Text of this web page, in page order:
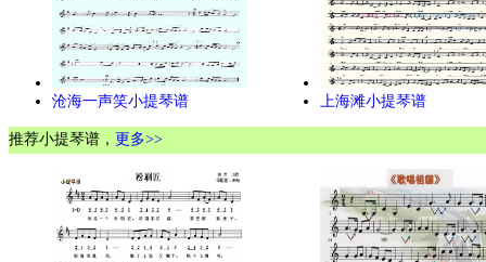
沧海一声笑小提琴谱 上海滩小提琴谱
推荐小提琴谱， 更多>>